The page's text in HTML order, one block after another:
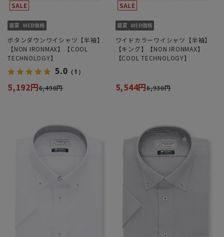
ボタンダウンワイシャツ【半袖】
【NON IRONMAX】【COOL
TECHNOLOGY】
5.0 （1）
5,192円6,490円
ワイドカラーワイシャツ【半袖】
【キング】【NON IRONMAX】
【COOL TECHNOLOGY】
5,544円6,930円